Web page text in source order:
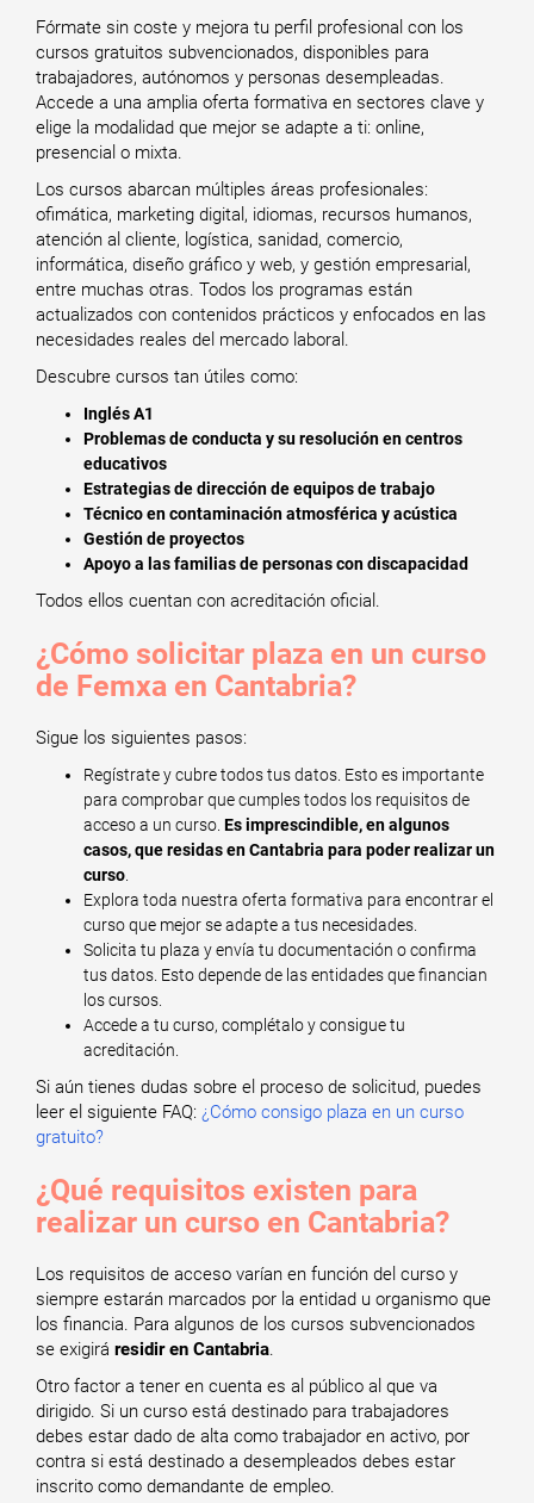
Fórmate sin coste y mejora tu perfil profesional con los
cursos gratuitos subvencionados, disponibles para
trabajadores, autónomos y personas desempleadas.
Accede a una amplia oferta formativa en sectores clave y
elige la modalidad que mejor se adapte a ti: online,
presencial o mixta.
Los cursos abarcan múltiples áreas profesionales:
ofimática, marketing digital, idiomas, recursos humanos,
atención al cliente, logística, sanidad, comercio,
informática, diseño gráfico y web, y gestión empresarial,
entre muchas otras. Todos los programas están
actualizados con contenidos prácticos y enfocados en las
necesidades reales del mercado laboral.
Descubre cursos tan útiles como:
Inglés A1
Problemas de conducta y su resolución en centros
educativos
Estrategias de dirección de equipos de trabajo
Técnico en contaminación atmosférica y acústica
Gestión de proyectos
Apoyo a las familias de personas con discapacidad
Todos ellos cuentan con acreditación oficial.
¿Cómo solicitar plaza en un curso
de Femxa en Cantabria?
Sigue los siguientes pasos:
Regístrate y cubre todos tus datos. Esto es importante
para comprobar que cumples todos los requisitos de
acceso a un curso. Es imprescindible, en algunos
casos, que residas en Cantabria para poder realizar un
curso
Explora toda nuestra oferta formativa para encontrar el
curso que mejor se adapte a tus necesidades.
Solicita tu plaza y envía tu documentación o confirma
tus datos. Esto depende de las entidades que financian
los cursos.
Accede a tu curso, complétalo y consigue tu
acreditación.
Si aún tienes dudas sobre el proceso de solicitud, puedes
leer el siguiente FAQ: ¿Cómo consigo plaza en un curso
gratuito?
¿Qué requisitos existen para
realizar un curso en Cantabria?
Los requisitos de acceso varían en función del curso y
siempre estarán marcados por la entidad u organismo que
los financia. Para algunos de los cursos subvencionados
se exigirá residir en Cantabria.
Otro factor a tener en cuenta es al público al que va
dirigido. Si un curso está destinado para trabajadores
debes estar dado de alta como trabajador en activo, por
contra si está destinado a desempleados debes estar
inscrito como demandante de empleo.